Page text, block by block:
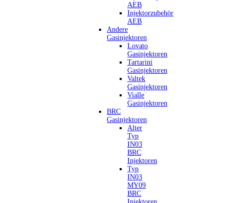
AEB
Injektorzubehör
AEB
Andere
Gasinjektoren
Lovato
Gasinjektoren
Tartarini
Gasinjektoren
Valtek
Gasinjektoren
Vialle
Gasinjektoren
BRC
Gasinjektoren
Alter
Typ
IN03
BRC
Injektoren
Typ
IN03
MY09
BRC